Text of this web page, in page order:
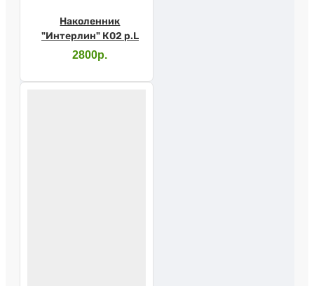
Наколенник
"Интерлин" К02 р.L
2800р.